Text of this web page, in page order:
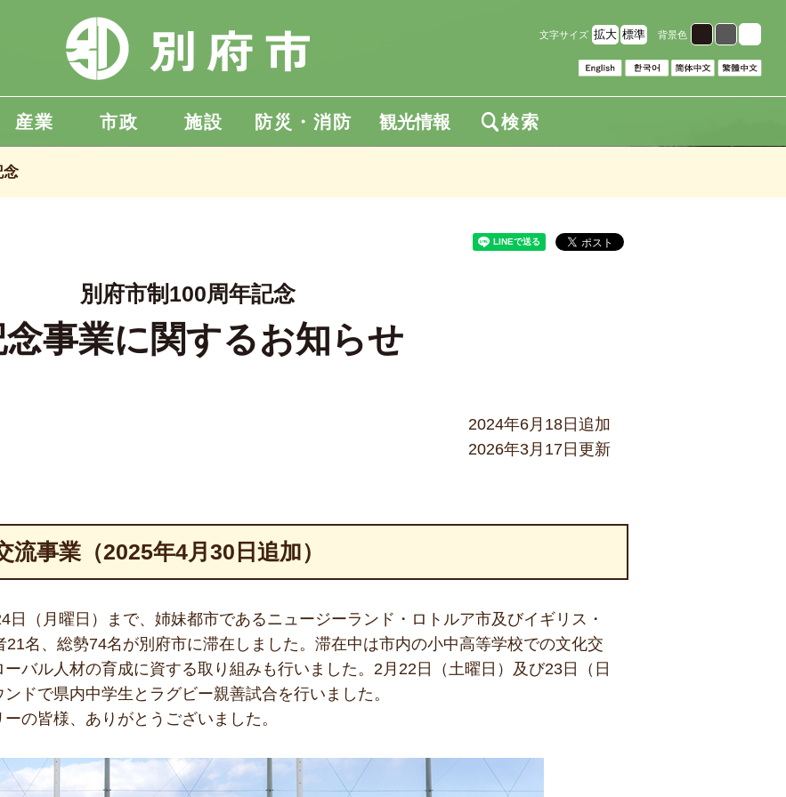
文字サイズ 拡大 標準 背景色
産業 市政 施設 防災・消防 観光情報 検索
念
別府市制100周年記念
事業に関するお知らせ
2024年6月18日追加
2026年3月17日更新
事業（2025年4月30日追加）
日（月曜日）まで、姉妹都市であるニュージーランド・ロトルア市及びイギリス・
名、総勢74名が別府市に滞在しました。滞在中は市内の小中高等学校での文化交
バル人材の育成に資する取り組みも行いました。2月22日（土曜日）及び23日（日
ドで県内中学生とラグビー親善試合を行いました。
の皆様、ありがとうございました。